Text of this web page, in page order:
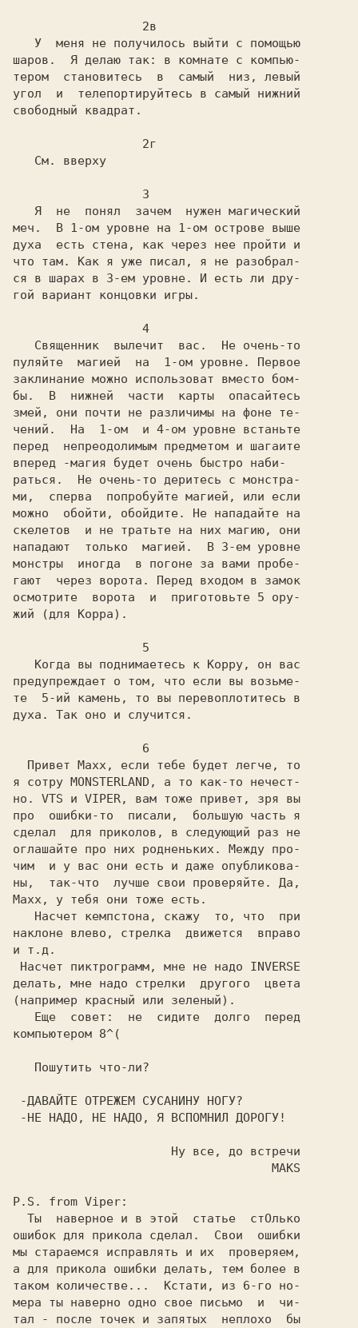
шаров.  Я делаю так: в комнате с компью-
тером  становитесь  в  самый  низ, левый
угол  и  телепортируйтесь в самый нижний
свободный квадрат.
меч.  В 1-ом уровне на 1-ом острове выше
духа  есть стена, как через нее пройти и
что там. Как я уже писал, я не разобрал-
ся в шарах в 3-ем уровне. И есть ли дру-
гой вариант концовки игры.
пуляйте  магией  на  1-ом уровне. Первое
заклинание можно использоват вместо бом-
бы.  В  нижней  части  карты  опасайтесь
змей, они почти не различимы на фоне те-
чений.  На  1-ом  и 4-ом уровне встаньте
перед  непреодолимым предметом и шагаите
вперед -магия будет очень быстро наби-
раться.  Не очень-то деритесь с монстра-
ми,  сперва  попробуйте магией, или если
можно  обойти, обойдите. Не нападайте на
скелетов  и не тратьте на них магию, они
нападают  только  магией.  В 3-ем уровне
монстры  иногда  в погоне за вами пробе-
гают  через ворота. Перед входом в замок
осмотрите  ворота  и  приготовьте 5 ору-
жий (для Корра).
предупреждает о том, что если вы возьме-
те  5-ий камень, то вы перевоплотитесь в
духа. Так оно и случится.
я сотру MONSTERLAND, а то как-то нечест-
но. VTS и VIPER, вам тоже привет, зря вы
про  ошибки-то  писали,  большую часть я
сделал  для приколов, в следующий раз не
оглашайте про них родненьких. Между про-
чим  и у вас они есть и даже опубликова-
ны,  так-что  лучше свои проверяйте. Да,
Maxx, у тебя они тоже есть.
наклоне влево, стрелка  движется  вправо
и т.д.
делать, мне надо стрелки  другого  цвета
(например красный или зеленый).
компьютером 8^(
P.S. from Viper:
ошибок для прикола сделал.  Свои  ошибки
мы стараемся исправлять и их  проверяем,
а для прикола ошибки делать, тем более в
таком количестве...  Кстати, из 6-го но-
мера ты наверно одно свое письмо  и  чи-
тал - после точек и запятых  неплохо  бы